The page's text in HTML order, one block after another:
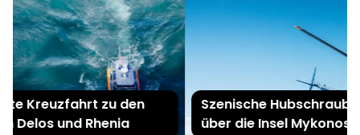
Kreuzfahrt zu den
Delos und Rhenia
Szenische
über die Insel Mykonos